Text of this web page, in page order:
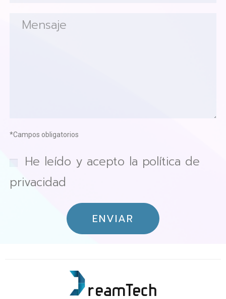
*Campos obligatorios
He leído y acepto la política de
privacidad
ENVIAR